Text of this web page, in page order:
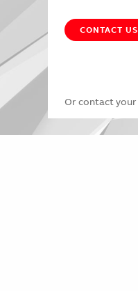
CONTACT US
Or contact your